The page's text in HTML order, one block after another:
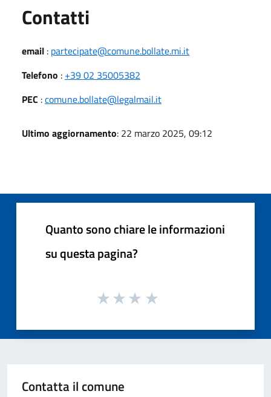
Contatti
email : partecipate@comune.bollate.mi.it
Telefono : +39 02 35005382
PEC :comune.bollate@legalmail.it
Ultimo aggiornamento: 22 marzo 2025, 09:12
Quanto sono chiare le informazioni
su questa pagina?
Contatta il comune